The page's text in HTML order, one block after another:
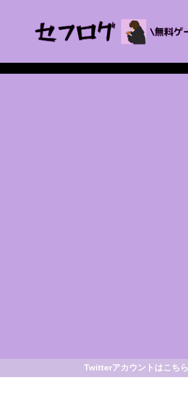
Twitterアカウントはこちら